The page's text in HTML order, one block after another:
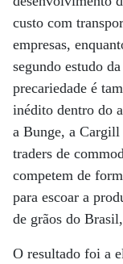
custo com
empresas,
segundo estudo
precariedade é
inédito dentro do
a Bunge, a Cargill
traders de
competem de
para escoar a
de grãos do
O resultado foi a